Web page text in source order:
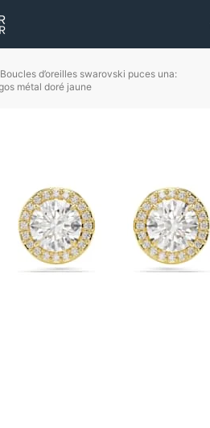
Boucles d’oreilles swarovski puces una:
métal doré jaune